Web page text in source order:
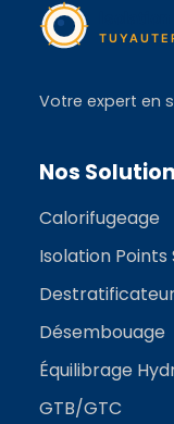
Votre expert en
Nos
Calorifugeage
Isolation Points
Désembouage
Équilibrage
GTB/GTC